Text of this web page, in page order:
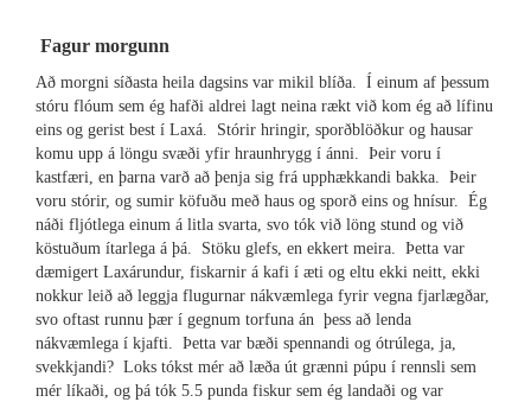
Fagur morgunn
Að morgni síðasta heila dagsins var mikil blíða. Í einum af þessum
stóru flóum sem ég hafði aldrei lagt neina rækt við kom ég að lífinu
eins og gerist best í Laxá. Stórir hringir, sporðblöðkur og hausar
komu upp á löngu svæði yfir hraunhrygg í ánni. Þeir voru í
kastfæri, en þarna varð að þenja sig frá upphækkandi bakka. Þeir
voru stórir, og sumir köfuðu með haus og sporð eins og hnísur. Ég
náði fljótlega einum á litla svarta, svo tók við löng stund og við
köstuðum ítarlega á þá. Stöku glefs, en ekkert meira. Þetta var
dæmigert Laxárundur, fiskarnir á kafi í æti og eltu ekki neitt, ekki
nokkur leið að leggja flugurnar nákvæmlega fyrir vegna fjarlægðar,
svo oftast runnu þær í gegnum torfuna án þess að lenda
nákvæmlega í kjafti. Þetta var bæði spennandi og ótrúlega, ja,
svekkjandi? Loks tókst mér að læða út grænni púpu í rennsli sem
mér líkaði, og þá tók 5.5 punda fiskur sem ég landaði og var